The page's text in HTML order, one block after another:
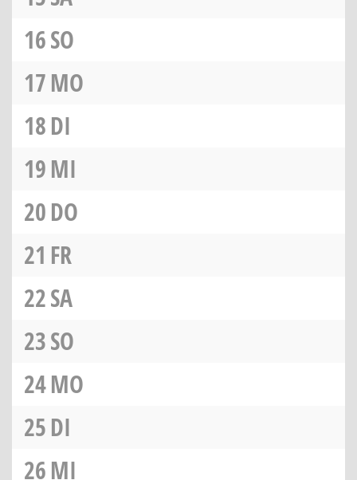
16SO
17MO
18DI
19MI
20DO
21 FR
22SA
23SO
24MO
25DI
26MI